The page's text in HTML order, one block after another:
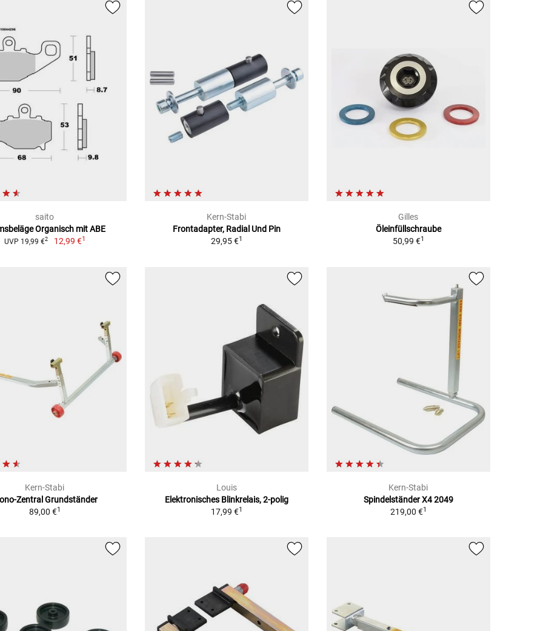
saito
Organisch mit ABE
UVP 19,99 €2 12,99 €1
Kern-Stabi
Frontadapter, Radial Und Pin
29,95 €1
Gilles
Öleinfüllschraube
50,99 €1
Kern-Stabi
Zentral Grundständer
89,00 €1
Louis
Elektronisches Blinkrelais, 2-polig
17,99 €1
Kern-Stabi
Spindelständer X4 2049
219,00 €1